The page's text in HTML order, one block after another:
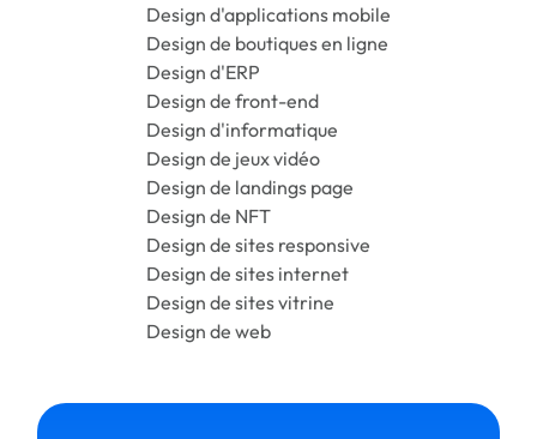
Design d'applications mobile
Design de boutiques en ligne
Design d'ERP
Design de front-end
Design d'informatique
Design de jeux vidéo
Design de landings page
Design de NFT
Design de sites responsive
Design de sites internet
Design de sites vitrine
Design de web